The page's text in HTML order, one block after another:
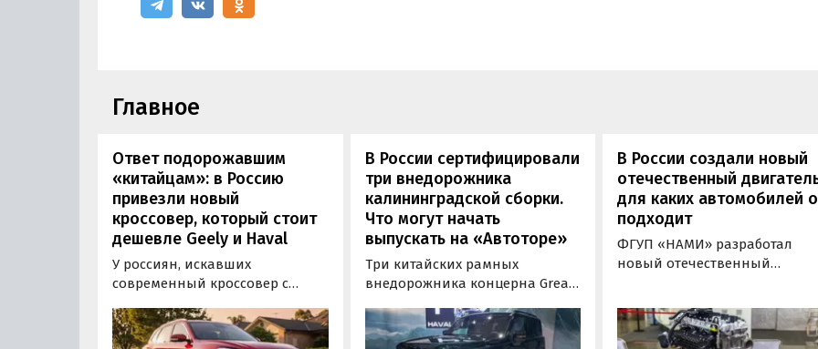
Главное
Ответ подорожавшим
«китайцам»: в Россию
привезли новый
кроссовер, который стоит
дешевле Geely и Haval
У россиян, искавших
современный кроссовер с
доступной цене, теперь есть
еще один вариант с китайского
В России сертифицировали
три внедорожника
калининградской сборки.
Что могут начать
выпускать на «Автоторе»
Три китайских рамных
внедорожника концерна Great
калининградском заводе
«Автотор». Речь о Haval H9,
В России создали новый
отечественный
для каких автомобилей
подходит
ФГУП «НАМИ» разработал
новый отечественный
получивший индекс 414320.
Корреспонденту